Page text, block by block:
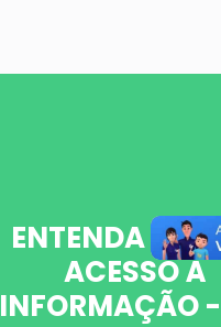
ENTENDA A
ACESSO À
INFORMAÇÃO